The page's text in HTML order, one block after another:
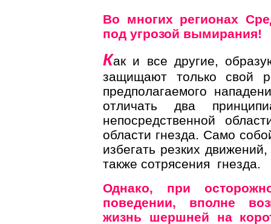
Во многих регионах
под угрозой вымирания!
Как и все другие,
защищают только свой
предполагаемого
отличать два
непосредственной
области гнезда. Само
избегать резких
также сотрясения гнезда.
Однако, при
поведении, вполне
жизнь шершней на